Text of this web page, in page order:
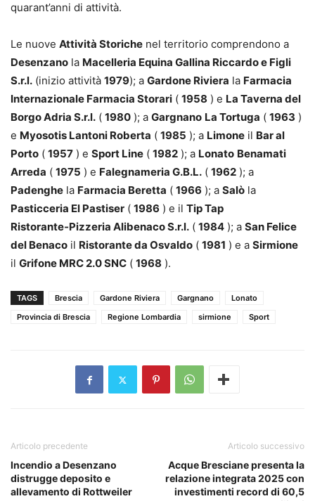
quarant’anni di attività.
Le nuove Attività Storiche nel territorio comprendono a
Desenzano la Macelleria Equina Gallina Riccardo e Figli
S.r.l. (inizio attività 1979); a Gardone Riviera la Farmacia
Internazionale Farmacia Storari ( 1958 ) e La Taverna del
Borgo Adria S.r.l. ( 1980 ); a Gargnano La Tortuga ( 1963 )
e Myosotis Lantoni Roberta ( 1985 ); a Limone il Bar al
Porto ( 1957 ) e Sport Line ( 1982 ); a Lonato Benamati
Arreda ( 1975 ) e Falegnameria G.B.L. ( 1962 ); a
Padenghe la Farmacia Beretta ( 1966 ); a Salò la
Pasticceria El Pastiser ( 1986 ) e il Tip Tap
Ristorante‑Pizzeria Alibenaco S.r.l. ( 1984 ); a San Felice
del Benaco il Ristorante da Osvaldo ( 1981 ) e a Sirmione
il Grifone MRC 2.0 SNC ( 1968 ).
TAGS Brescia Gardone Riviera Gargnano
Lonato
Provincia di Brescia
Regione Lombardia sirmione Sport
Articolo precedente
Incendio a Desenzano
distrugge deposito e
allevamento di Rottweiler
Articolo successivo
Acque Bresciane presenta la
relazione integrata 2025 con
investimenti record di 60,5